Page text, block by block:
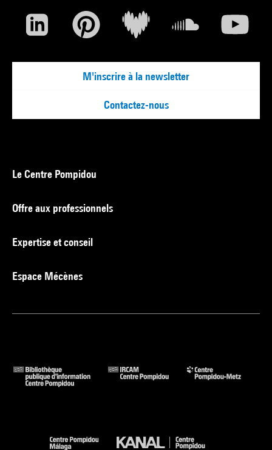
M'inscrire à la newsletter
Contactez-nous
Le Centre Pompidou
Offre aux professionnels
Expertise et conseil
Espace Mécènes